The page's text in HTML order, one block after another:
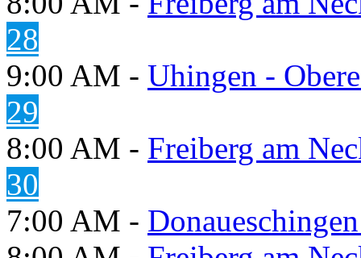
28
9:00 AM - Uhingen -
29
8:00 AM - Freiberg am
30
7:00 AM -